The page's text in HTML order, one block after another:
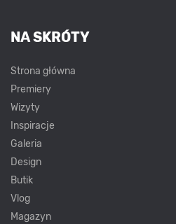
NA SKRÓTY
Strona główna
Premiery
Wizyty
Inspiracje
Galeria
Design
Butik
Vlog
Magazyn